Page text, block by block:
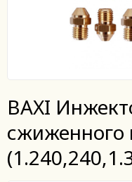
BAXI
сжиженного